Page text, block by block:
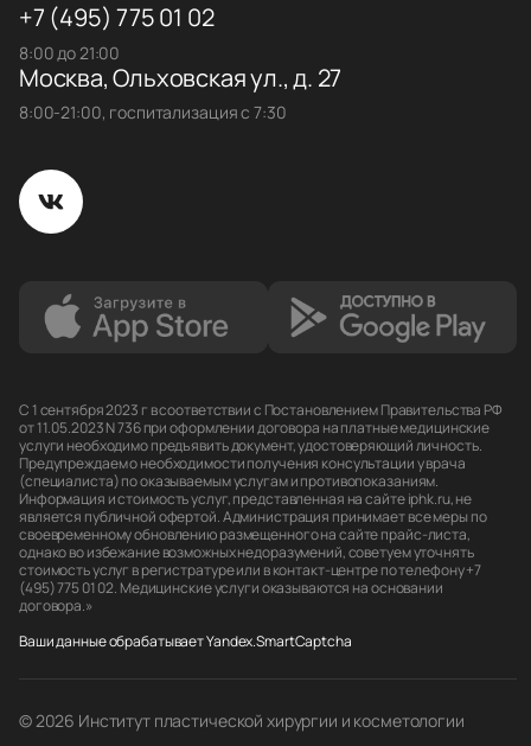
+7 (495) 775 01 02
8:00 до 21:00
Москва, Ольховская ул., д. 27
8:00-21:00, госпитализация с 7:30
С 1 сентября 2023 г в соответствии с Постановлением Правительства РФ
от 11.05.2023 N 736 при оформлении договора на платные медицинские
услуги необходимо предъявить документ, удостоверяющий личность.
Предупреждаем о необходимости получения консультации у врача
(специалиста) по оказываемым услугам и противопоказаниям.
Информация и стоимость услуг, представленная на сайте iphk.ru, не
является публичной офертой. Администрация принимает все меры по
своевременному обновлению размещенного на сайте прайс-листа,
однако во избежание возможных недоразумений, советуем уточнять
стоимость услуг в регистратуре или в контакт-центре по телефону +7
(495) 775 01 02. Медицинские услуги оказываются на основании
договора.»
Ваши данные обрабатывает Yandex.SmartCaptcha
© 2026 Институт пластической хирургии и косметологии